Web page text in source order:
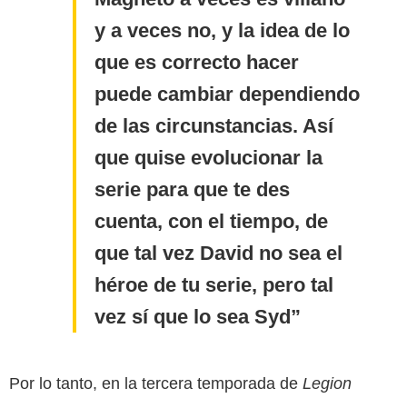
y a veces no, y la idea de lo
que es correcto hacer
puede cambiar dependiendo
de las circunstancias. Así
que quise evolucionar la
serie para que te des
cuenta, con el tiempo, de
que tal vez David no sea el
héroe de tu serie, pero tal
vez sí que lo sea Syd
Por lo tanto, en la tercera temporada de Legion